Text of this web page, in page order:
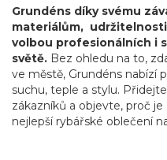
Grundéns díky svému
materiálům,
volbou profesionálních i
světě. Bez ohledu na to,
ve městě, Grundéns nabízí
suchu, teple a stylu.
zákazníků a objevte, proč
nejlepší rybářské oblečení